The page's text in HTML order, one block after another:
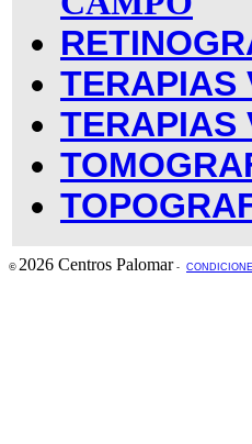
TERAPIAS
TERAPIAS
© 2026 Centros Palomar-